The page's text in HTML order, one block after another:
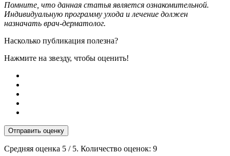
Помните, что данная статья является ознакомительной.
Индивидуальную программу ухода и лечение должен
назначать врач-дерматолог.
Насколько публикация полезна?
Нажмите на звезду, чтобы оценить!
Отправить оценку
Средняя оценка 5 / 5. Количество оценок: 9